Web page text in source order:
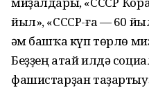
йыл», «СССР-ға — 60
һәм башҡа күп төрлө
Беҙҙең атай илдә
фашистарҙан